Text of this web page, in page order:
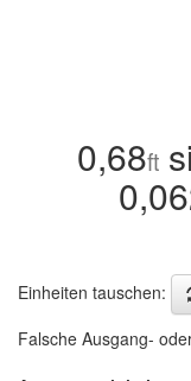
0,68ft
Einheiten tauschen:
Falsche Ausgang-